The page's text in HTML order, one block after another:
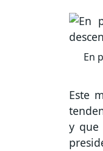
En
Este
y que